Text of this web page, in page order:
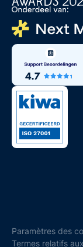
Paramètres des
Termes relatifs